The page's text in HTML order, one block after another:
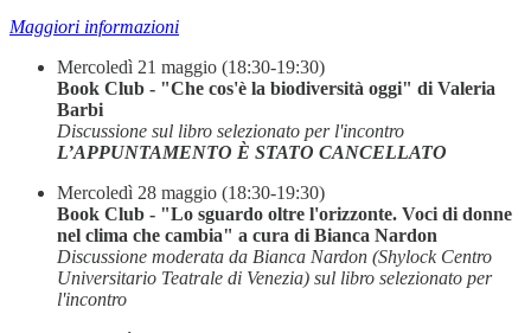
Maggiori informazioni
Mercoledì 21 maggio (18:30-19:30)
Book Club - "Che cos'è la biodiversità oggi" di Valeria
Barbi
Discussione sul libro selezionato per l'incontro
L’APPUNTAMENTO È STATO CANCELLATO
Mercoledì 28 maggio (18:30-19:30)
Book Club - "Lo sguardo oltre l'orizzonte. Voci di donne
nel clima che cambia" a cura di Bianca Nardon
Discussione moderata da Bianca Nardon (Shylock Centro
Universitario Teatrale di Venezia) sul libro selezionato per
l'incontro